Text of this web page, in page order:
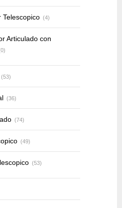
Telescopico (4)
Articulado con
(53)
(36)
(74)
(49)
(53)